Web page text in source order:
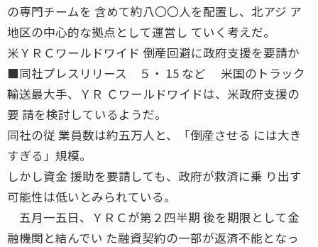
の専門チームを 含めて約八〇〇人を配置し、北アジ ア
地区の中心的な拠点として運営し ていく考えだ。
米ＹＲＣワールドワイド 倒産回避に政府支援を要請か
■同社プレスリリース ５・ 15 など 米国のトラック
輸送最大手、ＹＲ Ｃワールドワイドは、米政府支援の
要 請を検討しているようだ。
同社の従 業員数は約五万人と、「倒産させる には大き
すぎる」規模。
しかし資金 援助を要請しても、政府が救済に乗 り出す
可能性は低いとみられている。
五月一五日、ＹＲＣが第２四半期 後を期限として金
融機関と結んでい た融資契約の一部が返済不能となっ